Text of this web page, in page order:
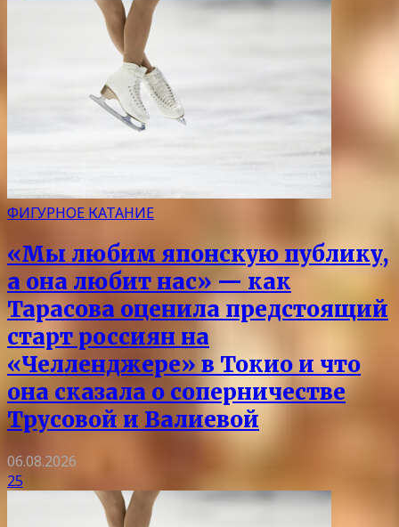
ФИГУРНОЕ КАТАНИЕ
«Мы любим японскую публику,
а она любит нас» — как
Тарасова оценила предстоящий
старт россиян на
«Челленджере» в Токио и что
она сказала о соперничестве
Трусовой и Валиевой
06.08.2026
25